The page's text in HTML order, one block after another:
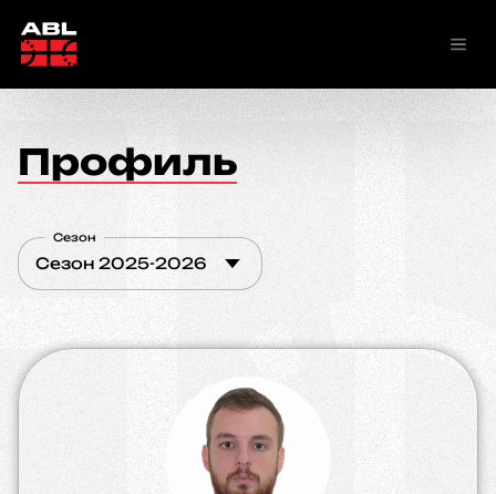
Профиль
Сезон 2025-2026
Сезон